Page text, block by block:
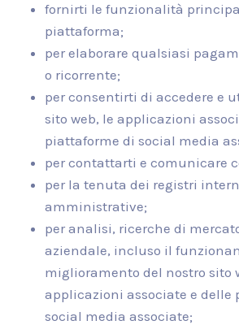
fornirti le funzionalità
piattaforma;
per elaborare qualsiasi
o ricorrente;
per consentirti di accedere e
sito web, le applicazioni
piattaforme di social media
per contattarti e comunicare
per la tenuta dei registri
amministrative;
per analisi, ricerche di
aziendale, incluso il
miglioramento del nostro sito
applicazioni associate e delle
social media associate;